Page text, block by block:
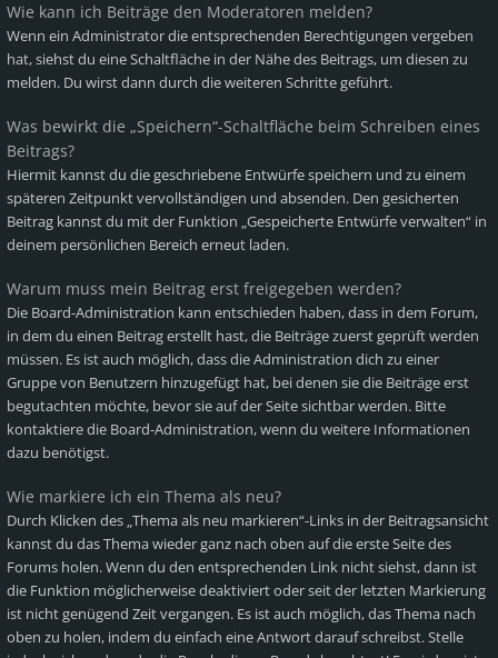
Wie kann ich Beiträge den Moderatoren melden?
Wenn ein Administrator die entsprechenden Berechtigungen vergeben
hat, siehst du eine Schaltfläche in der Nähe des Beitrags, um diesen zu
melden. Du wirst dann durch die weiteren Schritte geführt.
Was bewirkt die „Speichern“-Schaltfläche beim Schreiben eines
Beitrags?
Hiermit kannst du die geschriebene Entwürfe speichern und zu einem
späteren Zeitpunkt vervollständigen und absenden. Den gesicherten
Beitrag kannst du mit der Funktion „Gespeicherte Entwürfe verwalten“ in
deinem persönlichen Bereich erneut laden.
Warum muss mein Beitrag erst freigegeben werden?
Die Board-Administration kann entschieden haben, dass in dem Forum,
in dem du einen Beitrag erstellt hast, die Beiträge zuerst geprüft werden
müssen. Es ist auch möglich, dass die Administration dich zu einer
Gruppe von Benutzern hinzugefügt hat, bei denen sie die Beiträge erst
begutachten möchte, bevor sie auf der Seite sichtbar werden. Bitte
kontaktiere die Board-Administration, wenn du weitere Informationen
dazu benötigst.
Wie markiere ich ein Thema als neu?
Durch Klicken des „Thema als neu markieren“-Links in der Beitragsansicht
kannst du das Thema wieder ganz nach oben auf die erste Seite des
Forums holen. Wenn du den entsprechenden Link nicht siehst, dann ist
die Funktion möglicherweise deaktiviert oder seit der letzten Markierung
ist nicht genügend Zeit vergangen. Es ist auch möglich, das Thema nach
oben zu holen, indem du einfach eine Antwort darauf schreibst. Stelle